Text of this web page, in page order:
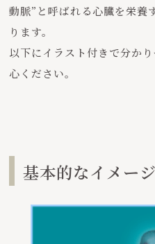
動脈”と呼ばれる心臓を栄養
ります。
以下にイラスト付きで分か
心ください。
基本的なイメー